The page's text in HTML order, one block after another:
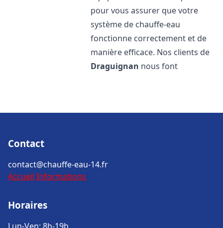
pour vous assurer que votre
système de chauffe-eau
fonctionne correctement et de
manière efficace. Nos clients de
Draguignan nous font
Contact
contact@chauffe-eau-14.fr
Accueil Informations
Horaires